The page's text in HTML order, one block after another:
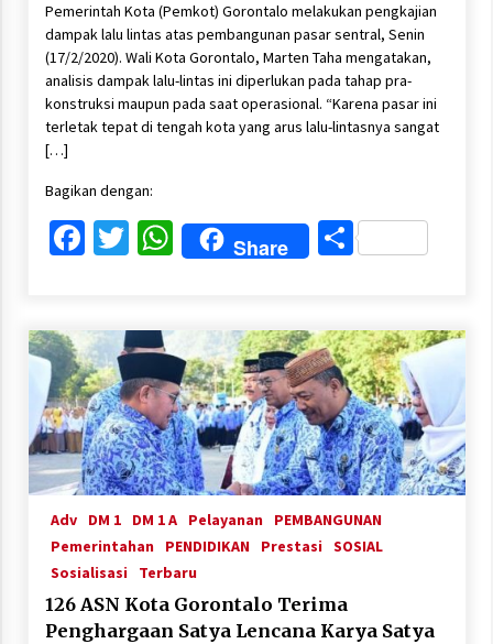
Pemerintah Kota (Pemkot) Gorontalo melakukan pengkajian
dampak lalu lintas atas pembangunan pasar sentral, Senin
(17/2/2020). Wali Kota Gorontalo, Marten Taha mengatakan,
analisis dampak lalu-lintas ini diperlukan pada tahap pra-
konstruksi maupun pada saat operasional. “Karena pasar ini
terletak tepat di tengah kota yang arus lalu-lintasnya sangat
[…]
Bagikan dengan:
Facebook
Twitter
WhatsApp
Share Share
Adv DM 1 DM 1 A Pelayanan
PEMBANGUNAN
Pemerintahan
PENDIDIKAN Prestasi SOSIAL
Sosialisasi
Terbaru
126 ASN Kota Gorontalo Terima
Penghargaan Satya Lencana Karya Satya